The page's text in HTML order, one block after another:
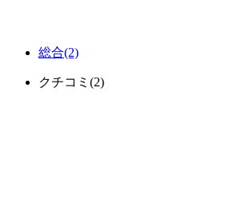
総合(2)
クチコミ (2)